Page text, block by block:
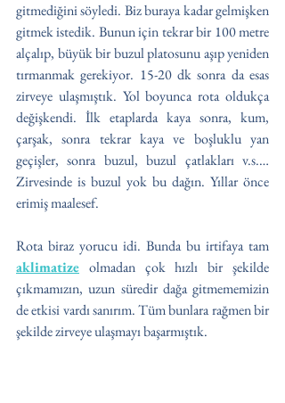
gitmediğini söyledi. Biz buraya kadar gelmişken
gitmek istedik. Bunun için tekrar bir 100 metre
alçalıp, büyük bir buzul platosunu aşıp yeniden
tırmanmak gerekiyor. 15-20 dk sonra da esas
zirveye ulaşmıştık. Yol boyunca rota oldukça
değişkendi. İlk etaplarda kaya sonra, kum,
çarşak, sonra tekrar kaya ve boşluklu yan
geçişler, sonra buzul, buzul çatlakları v.s.…
Zirvesinde is buzul yok bu dağın. Yıllar önce
erimiş maalesef.
aklimatize olmadan çok hızlı bir şekilde
çıkmamızın, uzun süredir dağa gitmememizin
de etkisi vardı sanırım. Tüm bunlara rağmen bir
şekilde zirveye ulaşmayı başarmıştık.